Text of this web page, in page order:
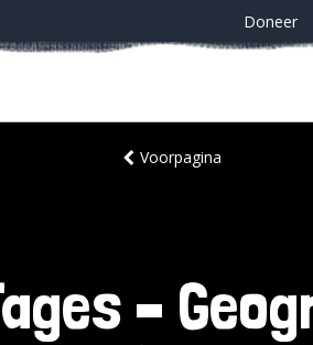
Doneer
Voorpagina
–